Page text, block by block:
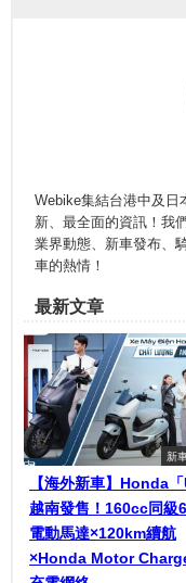
Webike集結台港中及日
新、最全面的資訊！我
業界動態、新車發布、
車的熱情！
最新文章
新
【海外新車】Honda「
越南發售！160cc同級
電動馬達×120km續航
×Honda Motor